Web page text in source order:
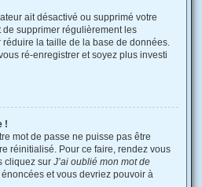
ait désactivé ou supprimé votre
de supprimer régulièrement les
la taille de la base de données.
ré-enregistrer et soyez plus investi
!
mot de passe ne puisse pas être
réinitialisé. Pour ce faire, rendez vous
cliquez sur J’ai oublié mon mot de
et vous devriez pouvoir à